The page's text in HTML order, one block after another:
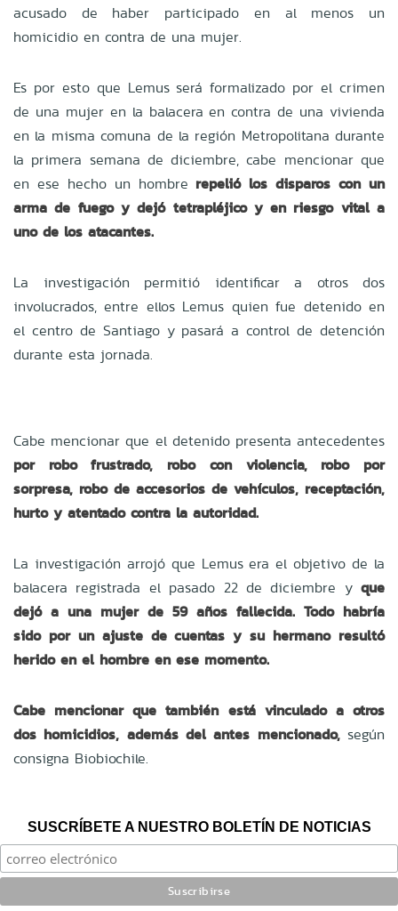
acusado de haber participado en al menos un
homicidio en contra de una mujer.
Es por esto que Lemus será formalizado por el crimen
de una mujer en la balacera en contra de una vivienda
en la misma comuna de la región Metropolitana durante
la primera semana de diciembre, cabe mencionar que
en ese hecho un hombre repelió los disparos con un
arma de fuego y dejó tetrapléjico y en riesgo vital a
uno de los atacantes.
La investigación permitió identificar a otros dos
involucrados, entre ellos Lemus quien fue detenido en
el centro de Santiago y pasará a control de detención
durante esta jornada.
Cabe mencionar que el detenido presenta antecedentes
por robo frustrado, robo con violencia, robo por
sorpresa, robo de accesorios de vehículos, receptación,
hurto y atentado contra la autoridad.
La investigación arrojó que Lemus era el objetivo de la
balacera registrada el pasado 22 de diciembre yque
dejó a una mujer de 59 años fallecida. Todo habría
sido por un ajuste de cuentas y su hermano resultó
herido en el hombre en ese momento.
Cabe mencionar que también está vinculado a otros
dos homicidios, además del antes mencionado,según
consigna Biobiochile.
SUSCRÍBETE A NUESTRO BOLETÍN DE NOTICIAS